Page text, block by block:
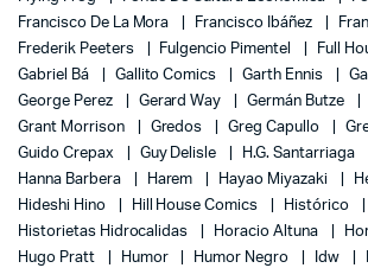
Francisco De La Mora
Francisco Ibáñez
Frederik Peeters
Fulgencio Pimentel Full
Gabriel Bá
Gallito Comics Garth Ennis
George Perez
Gerard Way Germán Butze
Grant Morrison
Gredos Greg Capullo
Guido Crepax
Guy Delisle H.G. Santarriaga
Hanna Barbera
Harem Hayao Miyazaki
Hideshi Hino
Hill House Comics
Histórico
Historietas Hidrocalidas
Horacio Altuna
Hugo Pratt
Humor Humor Negro Idw